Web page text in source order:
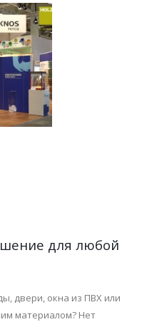
для любой
двери, окна из ПВХ или
материалом? Нет